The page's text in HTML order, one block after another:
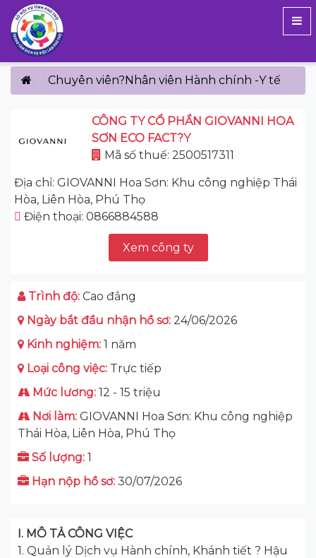
Chuyên viên?Nhân viên Hành chính -Y tế
CÔNG TY CỔ PHẦN GIOVANNI HOA
SƠN ECO FACT?Y
Mã số thuế: 2500517311
Địa chỉ: GIOVANNI Hoa Sơn: Khu công nghiệp Thái
Hòa, Liên Hòa, Phú Thọ
Điện thoại: 0866884588
Xem công ty
Trình độ: Cao đẳng
Ngày bắt đầu nhận hồ sơ: 24/06/2026
Kinh nghiệm: 1 năm
Loại công việc: Trực tiếp
Mức lương: 12 - 15 triệu
Nơi làm: GIOVANNI Hoa Sơn: Khu công nghiệp
Thái Hòa, Liên Hòa, Phú Thọ
Số lượng: 1
Hạn nộp hồ sơ: 30/07/2026
I. MÔ TẢ CÔNG VIỆC
1. Quản lý Dịch vụ Hành chính, Khánh tiết ? Hậu